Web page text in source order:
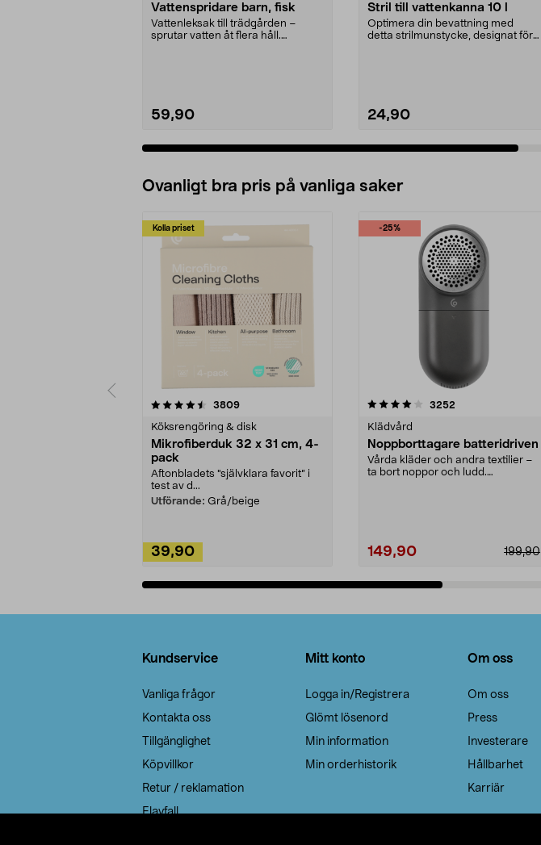
Vattenspridare barn, fisk
Vattenleksak till trädgården –
sprutar vatten åt flera håll.
59,90
Stril till vattenkanna 10 l
Optimera din bevattning med
detta strilmunstycke, designat för
24,90
Ovanligt bra pris på vanliga saker
Kolla priset
3809recensioner
Köksrengöring & disk
Mikrofiberduk 32 x 31 cm, 4-
pack
Aftonbladets "självklara favorit” i
test av d...
Utförande: Grå/beige
39,90
-25%
4.0av 5 stjärnor 3252
Klädvård
Noppborttagare batteridriven
Vårda kläder och andra textilier –
ta bort noppor och ludd.
199,90
149,90
4.5av 5 stjärnor
Kundservice
Vanliga frågor
Kontakta oss
Tillgänglighet
Köpvillkor
Retur / reklamation
Elavfall
Mitt konto
Logga in/Registrera
Glömt lösenord
Min information
Min orderhistorik
Om oss
Om oss
Press
Investerare
Hållbarhet
Karriär